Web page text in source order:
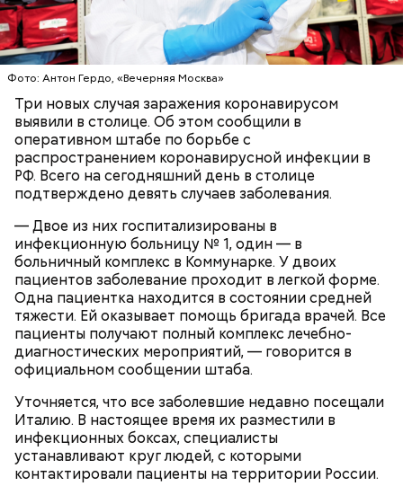
Фото: Антон Гердо, «Вечерняя Москва»
Три новых случая заражения коронавирусом
выявили в столице. Об этом сообщили в
оперативном штабе по борьбе с
распространением коронавирусной инфекции в
РФ. Всего на сегодняшний день в столице
подтверждено девять случаев заболевания.
— Двое из них госпитализированы в
инфекционную больницу № 1, один — в
больничный комплекс в Коммунарке. У двоих
пациентов заболевание проходит в легкой форме.
Одна пациентка находится в состоянии средней
тяжести. Ей оказывает помощь бригада врачей. Все
пациенты получают полный комплекс лечебно-
диагностических мероприятий, — говорится в
официальном сообщении штаба.
Уточняется, что все заболевшие недавно посещали
Италию. В настоящее время их разместили в
инфекционных боксах, специалисты
устанавливают круг людей, с которыми
контактировали пациенты на территории России.